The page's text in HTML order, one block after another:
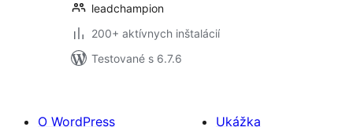
leadchampion
200+ aktívnych inštalácií
Testované s 6.7.6
O WordPress
Ukážka